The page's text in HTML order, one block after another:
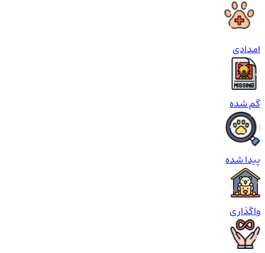
امدادی
گم شده
پیدا شده
واگذاری